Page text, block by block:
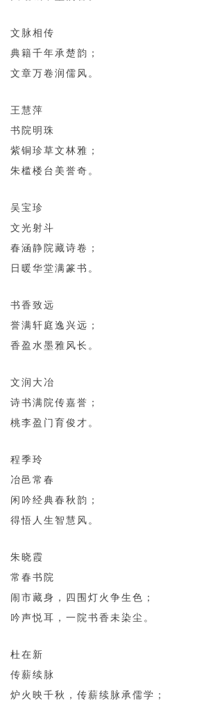
文脉相传
典籍千年承楚韵；
文章万卷润儒风。
王慧萍
书院明珠
紫铜珍草文林雅；
朱槛楼台美誉奇。
吴宝珍
文光射斗
春涵静院藏诗卷；
日暖华堂满篆书。
书香致远
誉满轩庭逸兴远；
香盈水墨雅风长。
文润大冶
诗书满院传嘉誉；
桃李盈门育俊才。
程季玲
冶邑常春
闲吟经典春秋韵；
得悟人生智慧风。
朱晓霞
常春书院
闹市藏身，四围灯火争生色；
吟声悦耳，一院书香未染尘。
杜在新
传薪续脉
炉火映千秋，传薪续脉承儒学；